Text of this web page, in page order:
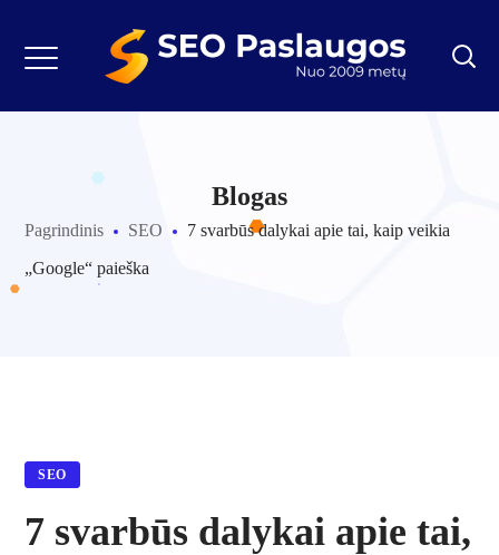
Blogas
Pagrindinis SEO
7 svarbūs dalykai apie tai, kaip veikia
„Google“ paieška
SEO
7 svarbūs dalykai apie tai,